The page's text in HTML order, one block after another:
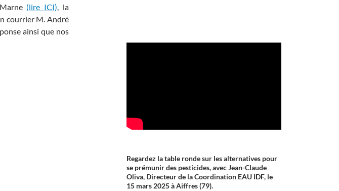
(lire ICI), la
courrier M. André
ainsi que nos
de M. Santini
Regardez la table ronde sur les alternatives pour
se prémunir des pesticides, avec Jean-Claude
Oliva, Directeur de la Coordination EAU IDF, le
15 mars 2025 à Aiffres (79).